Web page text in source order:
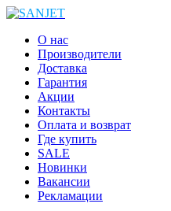
О нас
Производители
Доставка
Гарантия
Акции
Контакты
Оплата и возврат
Где купить
SALE
Новинки
Вакансии
Рекламации